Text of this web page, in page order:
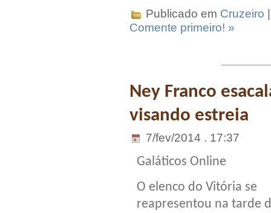
Publicado em Cruzeiro
Comente primeiro! »
Ney Franco
visando estreia
7/fev/2014 . 17:37
Galáticos Online
O elenco do Vitória se
reapresentou na tarde